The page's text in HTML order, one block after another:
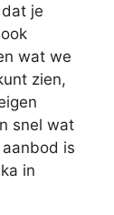
je
wat we
zien,
snel wat
is
in